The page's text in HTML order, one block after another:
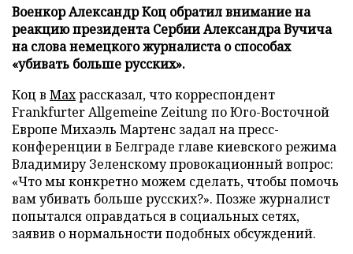
Военкор Александр Коц обратил внимание на
реакцию президента Сербии Александра Вучича
на слова немецкого журналиста о способах
«убивать больше русских».
Коц в Махрассказал, что корреспондент
Frankfurter Allgemeine Zeitung по Юго-Восточной
Европе Михаэль Мартенс задал на пресс-
конференции в Белграде главе киевского режима
Владимиру Зеленскому провокационный вопрос:
«Что мы конкретно можем сделать, чтобы помочь
вам убивать больше русских?». Позже журналист
попытался оправдаться в социальных сетях,
заявив о нормальности подобных обсуждений.